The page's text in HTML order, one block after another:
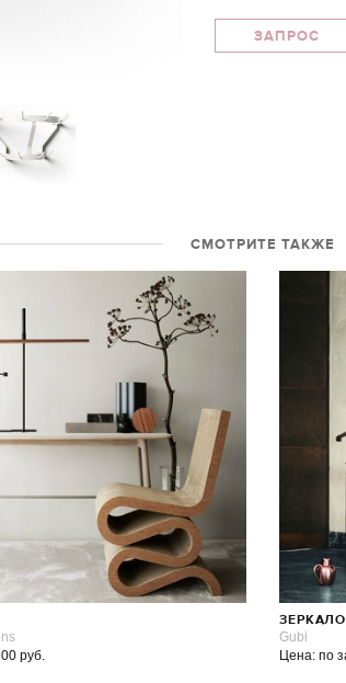
ЗАПРОС
СМОТРИТЕ ТАКЖЕ
руб.
ЗЕРКАЛО
Gubi
Цена: по